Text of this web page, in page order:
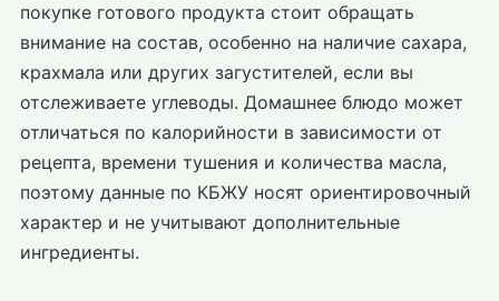
покупке готового продукта стоит обращать
внимание на состав, особенно на наличие сахара,
крахмала или других загустителей, если вы
отслеживаете углеводы. Домашнее блюдо может
отличаться по калорийности в зависимости от
рецепта, времени тушения и количества масла,
поэтому данные по КБЖУ носят ориентировочный
характер и не учитывают дополнительные
ингредиенты.